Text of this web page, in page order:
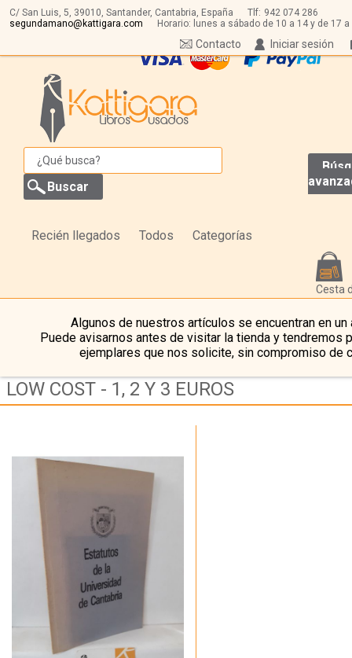
C/ San Luis, 5, 39010, Santander, Cantabria, España Tlf: 942 074 286
segundamano@kattigara.com
Horario: lunes a sábado de 10 a 14 y de 17 a
Iniciar sesión
Contacto
Recién llegados Todos Categorías
Cesta
Algunos de nuestros artículos se encuentran en un
Puede avisarnos antes de visitar la tienda y tendremos
ejemplares que nos solicite, sin compromiso de
LOW COST - 1, 2 Y 3 EUROS